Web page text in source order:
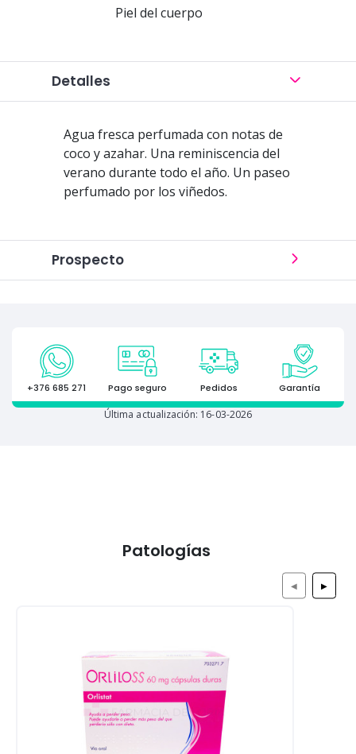
Piel del cuerpo
Detalles
Agua fresca perfumada con notas de
coco y azahar. Una reminiscencia del
verano durante todo el año. Un paseo
perfumado por los viñedos.
Prospecto
+376 685 271 Pago seguro Pedidos Garantía
Última actualización: 16-03-2026
Patologías
◀ ▶